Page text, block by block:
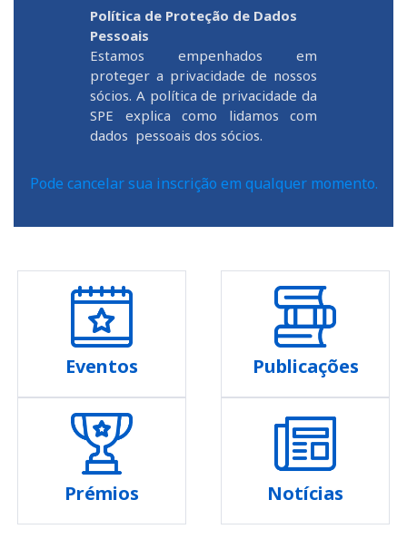
Política de Proteção de Dados
Pessoais
Estamos empenhados em
proteger a privacidade de nossos
sócios. A política de privacidade da
SPE explica como lidamos com
dados pessoais dos sócios.
Pode cancelar sua inscrição em qualquer momento.
Eventos Publicações
Prémios Notícias